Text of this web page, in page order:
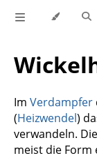
Im Verdampfer
(Heizwendel)
verwandeln.
meist die Form